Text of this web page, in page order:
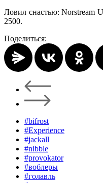
Ловил снастью: Norstream
2500.
Поделиться:
#bifrost
#Experience
#jackall
#nibble
#provokator
#воблеры
#голавль